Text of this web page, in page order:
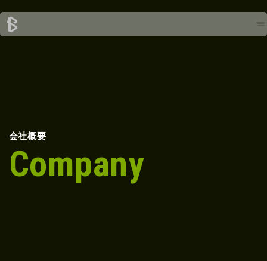
会社概要
Company